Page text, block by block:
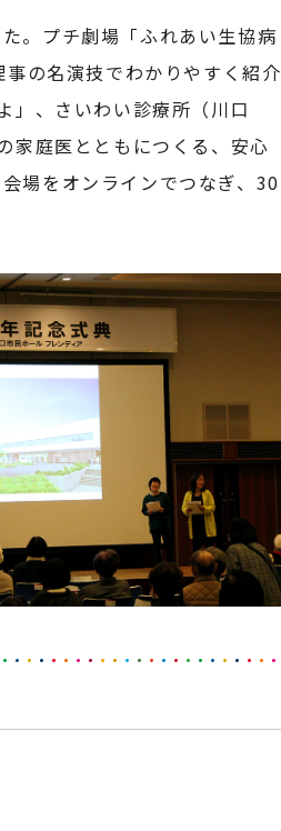
。プチ劇場「ふれあい生協病
の名演技でわかりやすく紹介
」、さいわい診療所（川口
家庭医とともにつくる、安心
場をオンラインでつなぎ、30